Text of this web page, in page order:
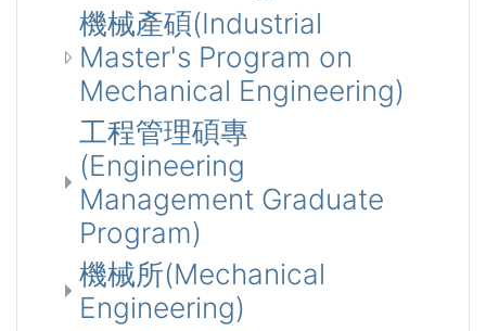
機械產碩(Industrial
Master's Program on
Mechanical Engineering)
工程管理碩專
(Engineering
Management Graduate
Program)
機械所(Mechanical
Engineering)